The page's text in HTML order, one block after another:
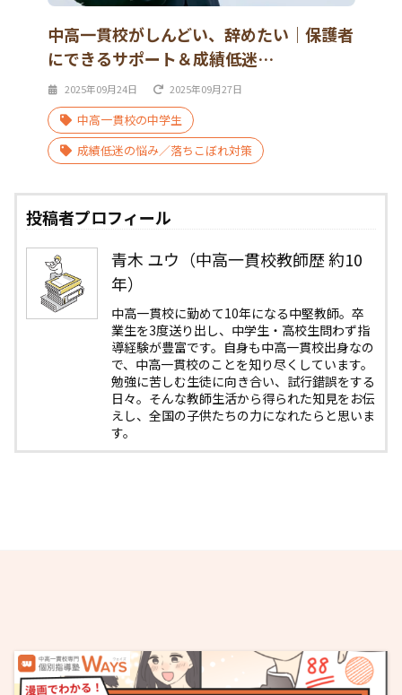
中高一貫校がしんどい、辞めたい｜保護者
にできるサポート＆成績低迷…
2025年09月24日 2025年09月27日
中高一貫校の中学生
成績低迷の悩み／落ちこぼれ対策
投稿者プロフィール
青木 ユウ（中高一貫校教師歴 約10
年）
中高一貫校に勤めて10年になる中堅教師。卒
業生を3度送り出し、中学生・高校生問わず指
導経験が豊富です。自身も中高一貫校出身なの
で、中高一貫校のことを知り尽くしています。
勉強に苦しむ生徒に向き合い、試行錯誤をする
日々。そんな教師生活から得られた知見をお伝
えし、全国の子供たちの力になれたらと思いま
す。